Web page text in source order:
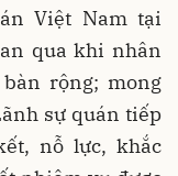
Việt Nam tại
qua khi nhân
rộng; mong
sự quán tiếp
nỗ lực, khắc